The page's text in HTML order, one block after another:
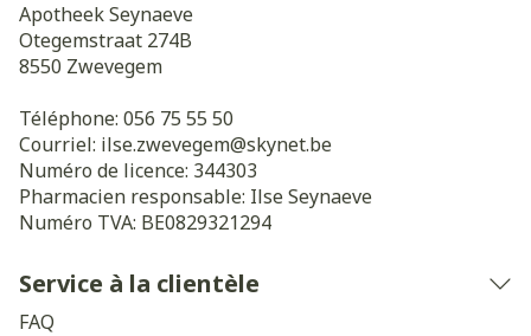
Apotheek Seynaeve
Otegemstraat 274B
8550 Zwevegem
Téléphone: 056 75 55 50
Courriel: ilse.zwevegem@skynet.be
Numéro de licence: 344303
Pharmacien responsable: Ilse Seynaeve
Numéro TVA: BE0829321294
Service à la clientèle
FAQ